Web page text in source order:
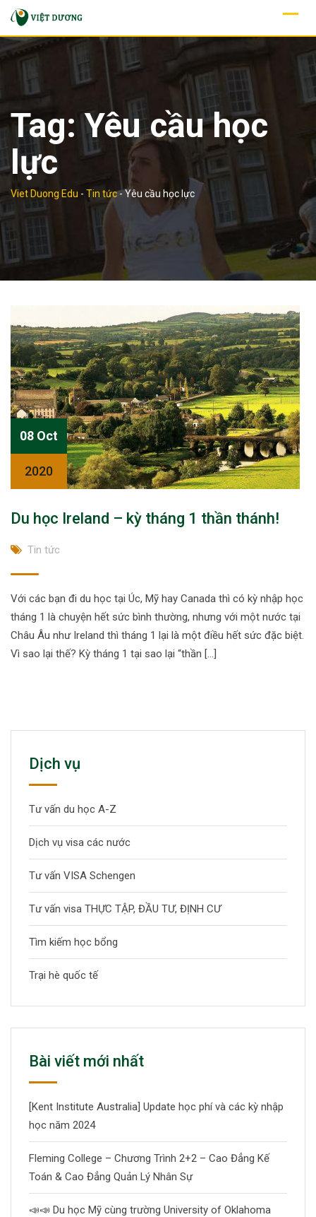
Skip
content
Tag:Yêu cầu học
lực
Viet Duong Edu - Tin tức- Yêu cầu học lực
08 Oct
2020
Du học Ireland – kỳ tháng 1 thần thánh!
Tin tức
Với các bạn đi du học tại Úc, Mỹ hay Canada thì có kỳ nhập học
tháng 1 là chuyện hết sức bình thường, nhưng với một nước tại
Châu Âu như Ireland thì tháng 1 lại là một điều hết sức đặc biệt.
Vì sao lại thế? Kỳ tháng 1 tại sao lại “thần […]
Dịch vụ
Tư vấn du học A-Z
Dịch vụ visa các nước
Tư vấn VISA Schengen
Tư vấn visa THỰC TẬP, ĐẦU TƯ, ĐỊNH CƯ
Tìm kiếm học bổng
Trại hè quốc tế
Bài viết mới nhất
[Kent Institute Australia] Update học phí và các kỳ nhập
học năm 2024
Fleming College – Chương Trình 2+2 – Cao Đẳng Kế
Toán & Cao Đẳng Quản Lý Nhân Sự
📣📣 Du học Mỹ cùng trường University of Oklahoma